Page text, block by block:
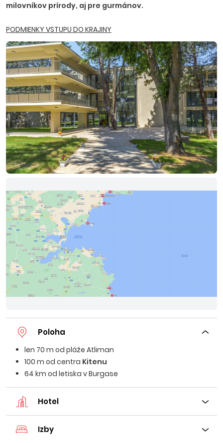
milovníkov prírody, aj pre gurmánov.
PODMIENKY VSTUPU DO KRAJINY
Poloha
len 70 m od pláže Atliman
100 m od centra Kitenu
64 km od letiska v Burgase
Hotel
Izby